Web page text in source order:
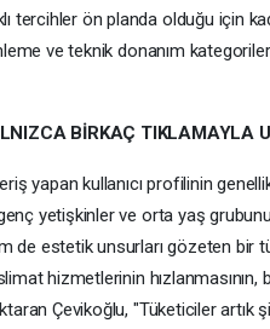
tercihler ön planda olduğu için
ve teknik donanım
BİRKAÇ TIKLAMAYLA
yapan kullanıcı profilinin
yetişkinler ve orta yaş
estetik unsurları gözeten bir
hizmetlerinin
Çevikoğlu, "Tüketiciler